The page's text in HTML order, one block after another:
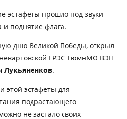
эстафеты прошло под звуки
и поднятие флага.
дню Великой Победы, открыл
ГРЭС ТюмнМО ВЭП
Лукьяненков.
этой эстафеты для
подрастающего
не застало своих